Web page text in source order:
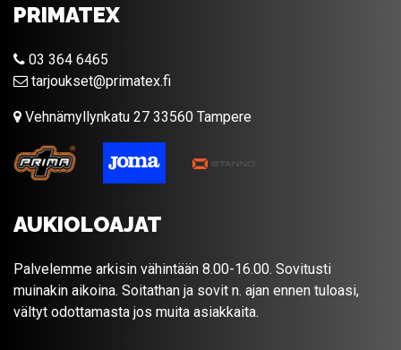
PRIMATEX
03 364 6465
tarjoukset@primatex.fi
Vehnämyllynkatu 27 33560 Tampere
AUKIOLOAJAT
Palvelemme arkisin vähintään 8.00-16.00. Sovitusti
muinakin aikoina. Soitathan ja sovit n. ajan ennen tuloasi,
vältyt odottamasta jos muita asiakkaita.